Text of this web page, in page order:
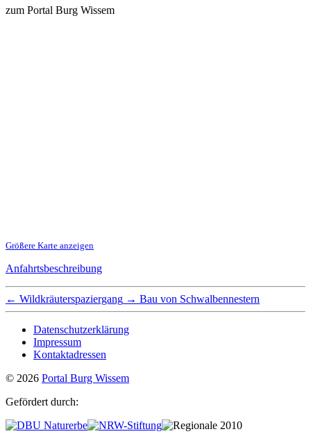
zum Portal Burg Wissem
Größere Karte anzeigen
Anfahrtsbeschreibung
← Wildkräuterspaziergang → Bau von Schwalbennestern
Datenschutzerklärung
Impressum
Kontaktadressen
© 2026 Portal Burg Wissem
Gefördert durch: